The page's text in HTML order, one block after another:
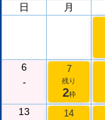
日
月
6
-
7
残り
2枠
13
14